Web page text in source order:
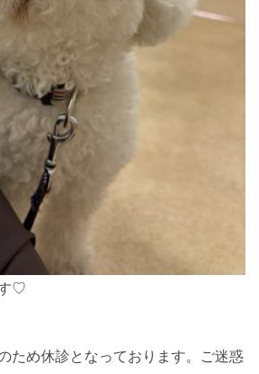
♡
ため休診となっております。ご迷惑